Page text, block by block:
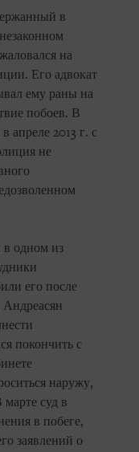
в
на
Его адвокат
ему раны на
побоев. В
апреле 2013 г. с
не
в одном из
его после
Андреасян
покончить с
наружу,
суд в
в побеге,
заявлений о